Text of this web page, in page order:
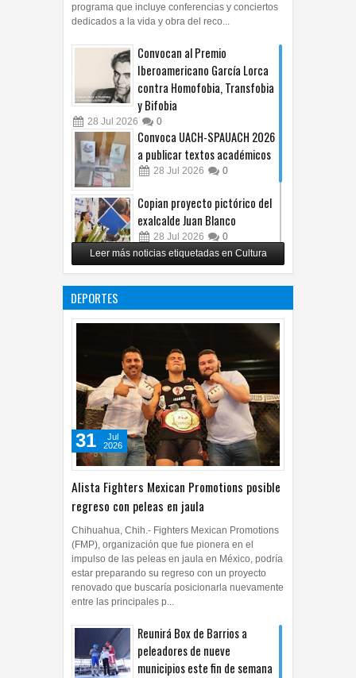
programa que incluye conferencias y conciertos
dedicados a la vida y obra del reco...
Convocan al Premio
Iberoamericano García Lorca
contra Homofobia, Transfobia
y Bifobia
28 Jul 2026 0
Convoca UACH-SPAUACH 2026
a publicar textos académicos
28 Jul 2026 0
Copian proyecto pictórico del
exalcalde Juan Blanco
28 Jul 2026 0
Impulsa UPCH creatividad y
lectura con taller de mini
27 Jul 2026 0
Leer más noticias etiquetadas en Cultura
DEPORTES
Alista Fighters Mexican Promotions posible
regreso con peleas en jaula
31
Jul
2026
Chihuahua, Chih.- Fighters Mexican Promotions
(FMP), organización que fue pionera en el
impulso de las peleas en jaula en México, podría
estar preparando su regreso con un proyecto
renovado que buscaría posicionarla nuevamente
entre las principales p...
Reunirá Box de Barrios a
peleadores de nueve
municipios este fin de semana